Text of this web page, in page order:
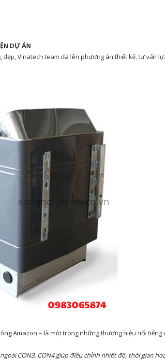
DỰ ÁN
Vinatech team đã lên phương án thiết kế, tư vấn
Amazon – là một trong những thương hiệu nổi tiếng
CON3, CON4 giúp điều chỉnh nhiêt độ, thời gian